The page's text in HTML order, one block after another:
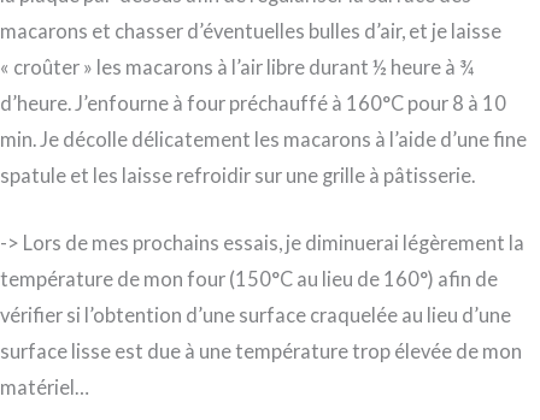
macarons et chasser d’éventuelles bulles d’air, et je laisse
« croûter » les macarons à l’air libre durant ½ heure à ¾
d’heure. J’enfourne à four préchauffé à 160°C pour 8 à 10
min. Je décolle délicatement les macarons à l’aide d’une fine
spatule et les laisse refroidir sur une grille à pâtisserie.
-> Lors de mes prochains essais, je diminuerai légèrement la
température de mon four (150°C au lieu de 160°) afin de
vérifier si l’obtention d’une surface craquelée au lieu d’une
surface lisse est due à une température trop élevée de mon
matériel…